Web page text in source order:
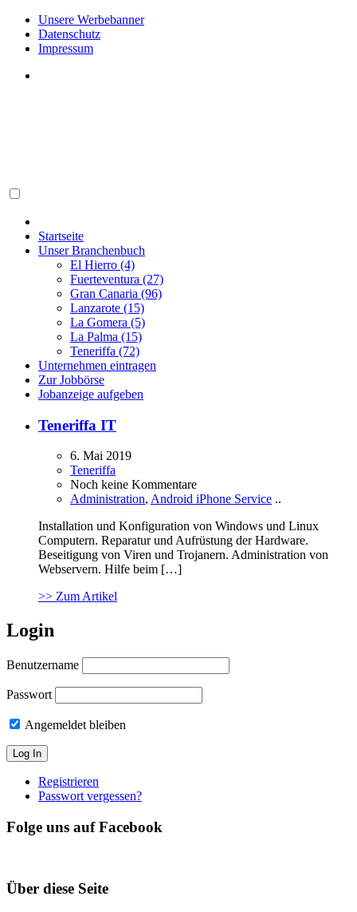
Unsere Werbebanner
Datenschutz
Impressum
Startseite
Unser Branchenbuch
El Hierro (4)
Fuerteventura (27)
Gran Canaria (96)
Lanzarote (15)
La Gomera (5)
La Palma (15)
Teneriffa (72)
Unternehmen eintragen
Zur Jobbörse
Jobanzeige aufgeben
Teneriffa IT
6. Mai 2019
Teneriffa
Noch keine Kommentare
Administration, Android iPhone Service ..
Installation und Konfiguration von Windows und Linux
Computern. Reparatur und Aufrüstung der Hardware.
Beseitigung von Viren und Trojanern. Administration von
Webservern. Hilfe beim […]
>> Zum Artikel
Login
Benutzername
Passwort
Angemeldet bleiben
Registrieren
Passwort vergessen?
Folge uns auf Facebook
Über diese Seite